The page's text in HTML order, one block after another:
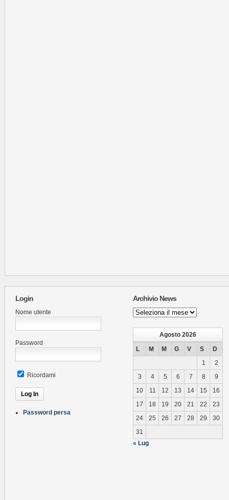
Login
Nome utente
Password
Ricordami
Password persa
Archivio News
Archivio
News
Agosto 2026
L
M M G V S
D
1
2
3
4 5 6 7 8
9
10
11 12 13 14 15
16
17
18 19 20 21 22
23
24
25 26 27 28 29
30
31
« Lug